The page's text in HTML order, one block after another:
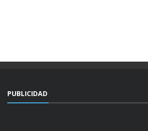
PUBLICIDAD